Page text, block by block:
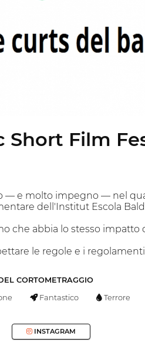
Short Film
e molto impegno — nel
dell'Institut Escola
che abbia lo stesso
le regole e i
CORTOMETRAGGIO
Fantastico Terrore
INSTAGRAM